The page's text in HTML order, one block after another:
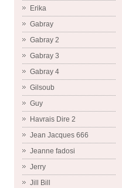
Erika
Gabray
Gabray 2
Gabray 3
Gabray 4
Gilsoub
Guy
Havrais Dire 2
Jean Jacques 666
Jeanne fadosi
Jerry
Jill Bill